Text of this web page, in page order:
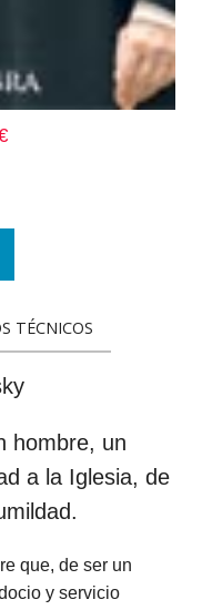
TÉCNICOS
hombre, un
a la Iglesia, de
que, de ser un
y servicio